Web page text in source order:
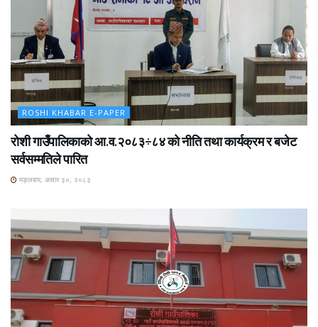
ROSHI KHABAR E-PAPER
रोशी गाउँपालिकाको आ.व.२०८३÷८४ को नीति तथा कार्यक्रम र बजेट
सर्वसम्मतिले पारित
मङ्लबार, असार ३०, २०८३